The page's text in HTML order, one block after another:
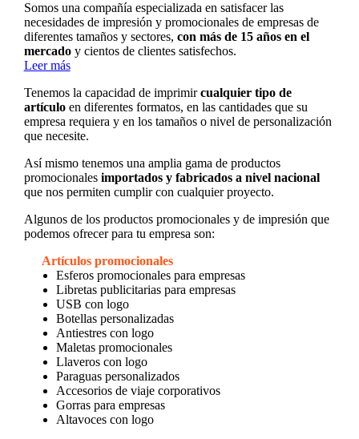
Somos una compañía especializada en satisfacer las
necesidades de impresión y promocionales de empresas de
diferentes tamaños y sectores, con más de 15 años en el
mercadoy cientos de clientes satisfechos.
Leer más
Tenemos la capacidad de imprimircualquier tipo de
artículoen diferentes formatos, en las cantidades que su
empresa requiera y en los tamaños o nivel de personalización
que necesite.
Así mismo tenemos una amplia gama de productos
promocionales importados y fabricados a nivel nacional
que nos permiten cumplir con cualquier proyecto.
Algunos de los productos promocionales y de impresión que
podemos ofrecer para tu empresa son:
Artículos promocionales
Esferos promocionales para empresas
Libretas publicitarias para empresas
USB con logo
Botellas personalizadas
Antiestres con logo
Maletas promocionales
Llaveros con logo
Paraguas personalizados
Accesorios de viaje corporativos
Gorras para empresas
Altavoces con logo